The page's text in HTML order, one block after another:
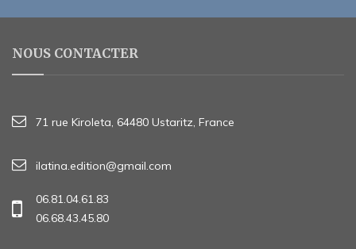
NOUS CONTACTER
71 rue Kiroleta, 64480 Ustaritz, France
ilatina.edition@gmail.com
06.81.04.61.83
06.68.43.45.80